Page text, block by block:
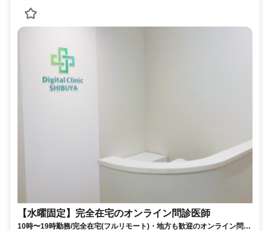
【水曜固定】完全在宅のオンライン問診医師
10時〜19時勤務/完全在宅(フルリモート)・地方も歓迎のオンライン問診